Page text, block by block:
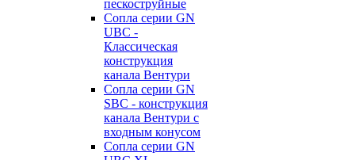
пескоструйные
Сопла серии GN
UBC -
Классическая
конструкция
канала Вентури
Сопла серии GN
SBC - конструкция
канала Вентури c
входным конусом
Сопла серии GN